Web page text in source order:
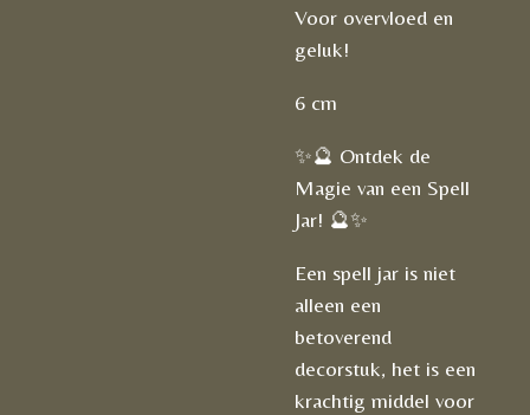
Voor overvloed en
geluk!
6 cm
✨🔮 Ontdek de
Magie van een Spell
Jar! 🔮✨
Een spell jar is niet
alleen een
betoverend
decorstuk, het is een
krachtig middel voor